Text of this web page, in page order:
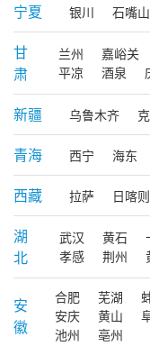
宁夏 银川 石嘴山
甘
肃
兰州 嘉峪关
平凉
酒泉
新疆 乌鲁木齐
青海 西宁 海东
西藏 拉萨 日喀则
湖
北
武汉 黄石
孝感
荆州
安
徽
合肥 芜湖
安庆
黄山
池州
亳州